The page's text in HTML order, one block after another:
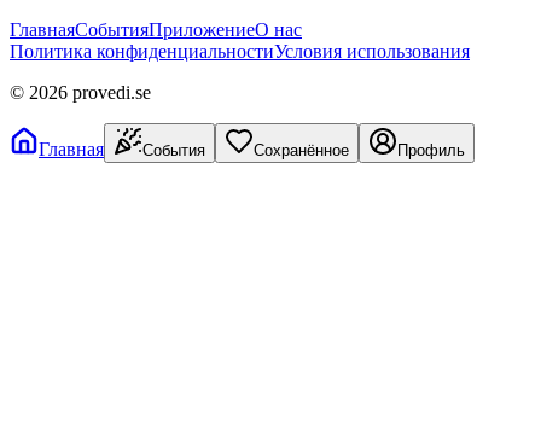
ГлавнаяСобытияПриложениеО нас
Политика конфиденциальностиУсловия использования
© 2026 provedi.se
Главная События Сохранённое Профиль